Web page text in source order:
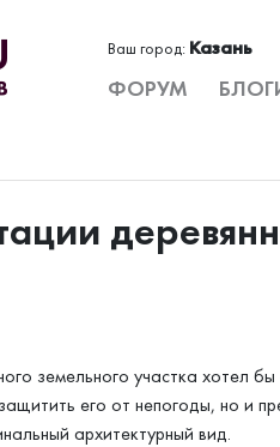
Ваш город: Казань
ФОРУМ
земельного участка хотел
его от непогоды, но и
архитектурный вид.